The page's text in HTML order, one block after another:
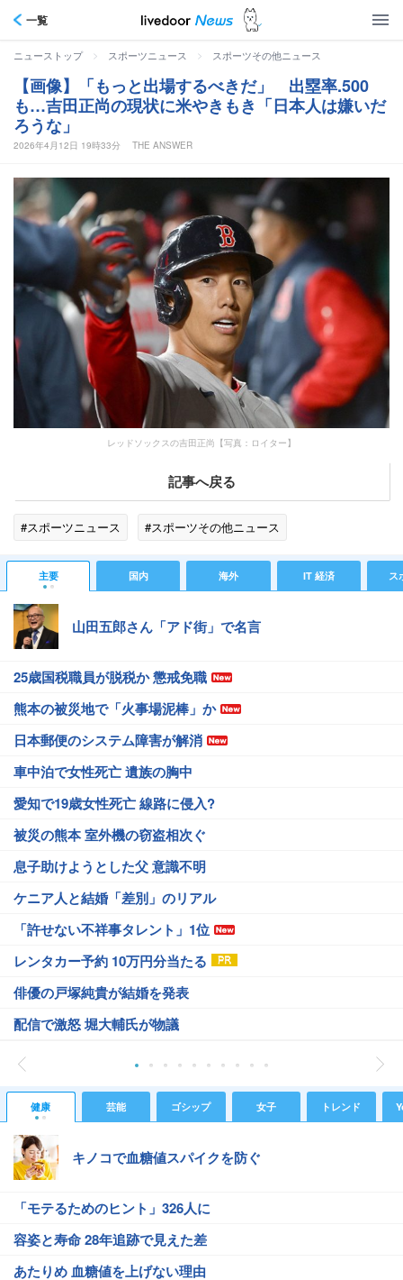
一覧
ニューストップ > スポーツニュース > スポーツその他ニュース
【画像】「もっと出場するべきだ」 出塁率.500
も…吉田正尚の現状に米やきもき「日本人は嫌いだ
ろうな」
2026年4月12日 19時33分 THE ANSWER
レッドソックスの吉田正尚【写真：ロイター】
記事へ戻る
#スポーツニュース #スポーツその他ニュース
主要 国内 海外 IT 経済 ス
山田五郎さん「アド街」で名言
25歳国税職員が脱税か 懲戒免職
熊本の被災地で「火事場泥棒」か
日本郵便のシステム障害が解消
車中泊で女性死亡 遺族の胸中
愛知で19歳女性死亡 線路に侵入?
被災の熊本 室外機の窃盗相次ぐ
息子助けようとした父 意識不明
ケニア人と結婚「差別」のリアル
「許せない不祥事タレント」1位
レンタカー予約 10万円分当たる
俳優の戸塚純貴が結婚を発表
配信で激怒 堀大輔氏が物議
健康 芸能 ゴシップ 女子 トレンド
キノコで血糖値スパイクを防ぐ
「モテるためのヒント」326人に
容姿と寿命 28年追跡で見えた差
あたりめ 血糖値を上げない理由